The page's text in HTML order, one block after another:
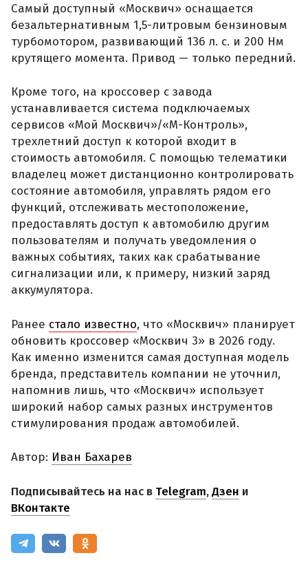
Самый доступный «Москвич» оснащается
безальтернативным 1,5-литровым бензиновым
турбомотором, развивающий 136 л. с. и 200 Нм
крутящего момента. Привод — только передний.
Кроме того, на кроссовер с завода
устанавливается система подключаемых
сервисов «Мой Москвич»/«М-Контроль»,
трехлетний доступ к которой входит в
стоимость автомобиля. С помощью телематики
владелец может дистанционно контролировать
состояние автомобиля, управлять рядом его
функций, отслеживать местоположение,
предоставлять доступ к автомобилю другим
пользователям и получать уведомления о
важных событиях, таких как срабатывание
сигнализации или, к примеру, низкий заряд
аккумулятора.
Ранее стало известно, что «Москвич» планирует
обновить кроссовер «Москвич 3» в 2026 году.
Как именно изменится самая доступная модель
бренда, представитель компании не уточнил,
напомнив лишь, что «Москвич» использует
широкий набор самых разных инструментов
стимулирования продаж автомобилей.
Автор: Иван Бахарев
Подписывайтесь на нас в Telegram,Дзен и
ВКонтакте